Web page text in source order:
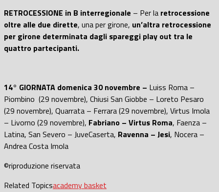
RETROCESSIONE in B interregionale – Per la retrocessione
oltre alle due dirette, una per girone, un’altra retrocessione
per girone determinata dagli spareggi play out tra le
quattro partecipanti.
14° GIORNATA domenica 30 novembre – Luiss Roma –
Piombino (29 novembre), Chiusi San Giobbe – Loreto Pesaro
(29 novembre), Quarrata – Ferrara (29 novembre), Virtus Imola
– Livorno (29 novembre), Fabriano – Virtus Roma, Faenza –
Latina, San Severo – JuveCaserta, Ravenna – Jesi, Nocera –
Andrea Costa Imola
©riproduzione riservata
Related Topicsacademy basket